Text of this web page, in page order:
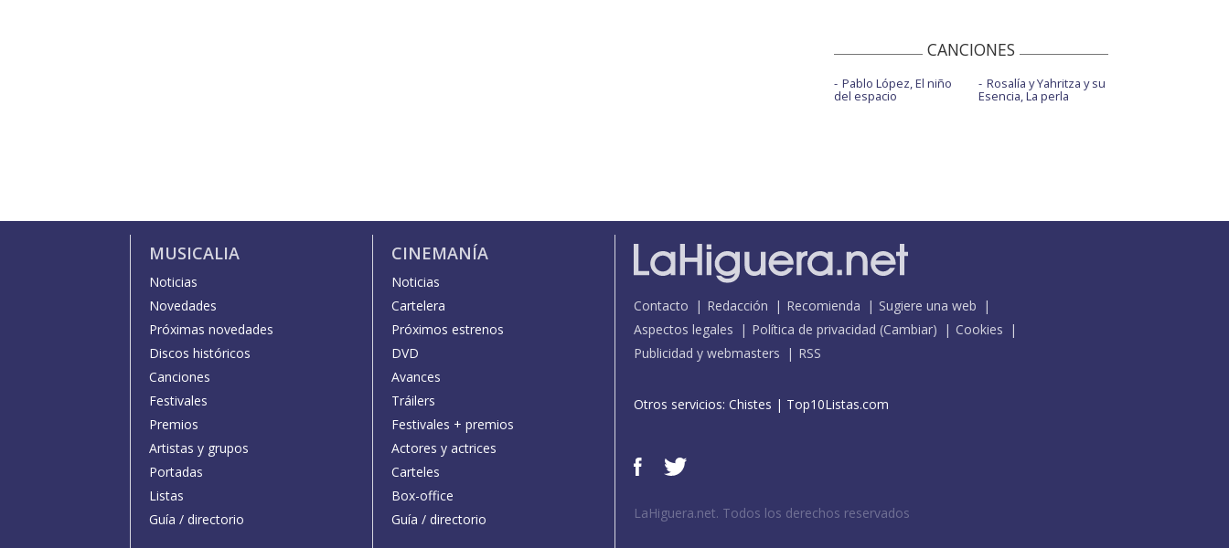
CANCIONES
Pablo López, El niño
del espacio
Rosalía y Yahritza y su
Esencia, La perla
MUSICALIA
Noticias
Novedades
Próximas novedades
Discos históricos
Canciones
Festivales
Premios
Artistas y grupos
Portadas
Listas
Guía / directorio
CINEMANÍA
Noticias
Cartelera
Próximos estrenos
DVD
Avances
Tráilers
Festivales + premios
Actores y actrices
Carteles
Box-office
Guía / directorio
Contacto Redacción Recomienda
Sugiere una web
Aspectos legales
Política de privacidad (Cambiar)
Cookies
Publicidad y webmasters
RSS
Otros servicios: Chistes | Top10Listas.com
LaHiguera.net. Todos los derechos reservados